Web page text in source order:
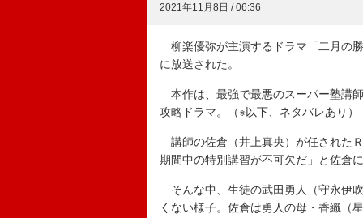
2021年11月8日 / 06:36
柳楽優弥が主演するドラマ「二月の
に放送された。
本作は、最強で最悪のスーパー塾講
攻略ドラマ。（※以下、ネタバレあり）
講師の佐倉（井上真央）が任された
期間中の特別講習が不可欠だ」と佐倉
そんな中、生徒の武田勇人（守永伊
くない様子。佐倉は勇人の母・香織（